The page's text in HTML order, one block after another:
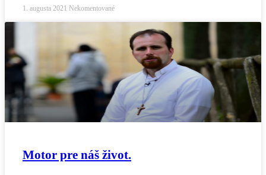
1. augusta 2021 Nekomentované
Motor pre náš život.